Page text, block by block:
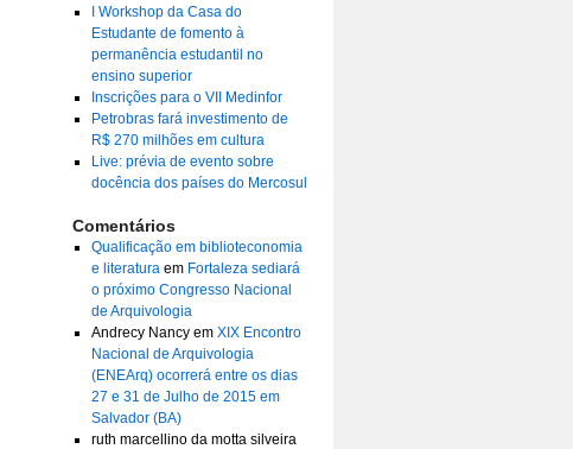
I Workshop da Casa do
Estudante de fomento à
permanência estudantil no
ensino superior
Inscrições para o VII Medinfor
Petrobras fará investimento de
R$ 270 milhões em cultura
Live: prévia de evento sobre
docência dos países do Mercosul
Comentários
Qualificação em biblioteconomia
e literaturaem Fortaleza sediará
o próximo Congresso Nacional
de Arquivologia
Andrecy Nancyem XIX Encontro
Nacional de Arquivologia
(ENEArq) ocorrerá entre os dias
27 e 31 de Julho de 2015 em
Salvador (BA)
ruth marcellino da motta silveira